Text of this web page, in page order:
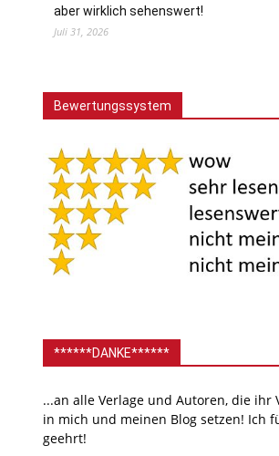
aber wirklich sehenswert!
Juli 31, 2026
Bewertungssystem
******DANKE******
...an alle Verlage und Autoren, die ihr
in mich und meinen Blog setzen! Ich
geehrt!